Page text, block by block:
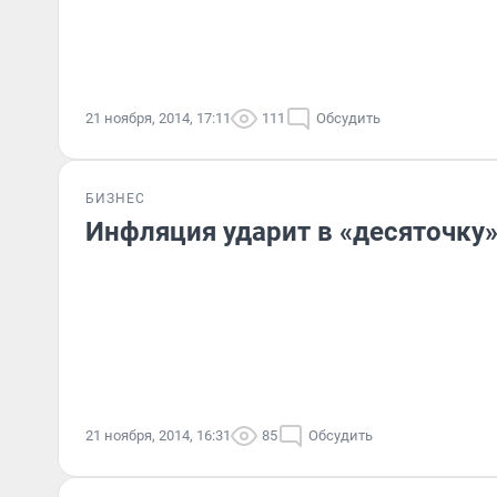
21 ноября, 2014, 17:11 111 Обсудить
БИЗНЕС
Инфляция ударит в «десяточку»
21 ноября, 2014, 16:31 85 Обсудить